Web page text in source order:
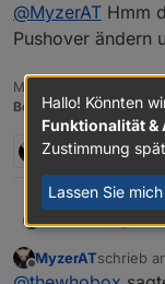
@MyzerAT Hmm
Pushover ändern
Meine Adapter:
Benutzt das Voting
2 Antworten
thewhobox@
In der
Weißt
Offline
MyzerATschrieb
zuletzt
Hallo! Könnten
Funktionalität &
Zustimmung
Lassen Sie